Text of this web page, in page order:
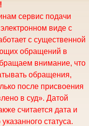
сервис подачи
виде с
с существенной
обращений в
внимание, что
обращения,
после присвоения
в суд». Датой
считается дата и
статуса.